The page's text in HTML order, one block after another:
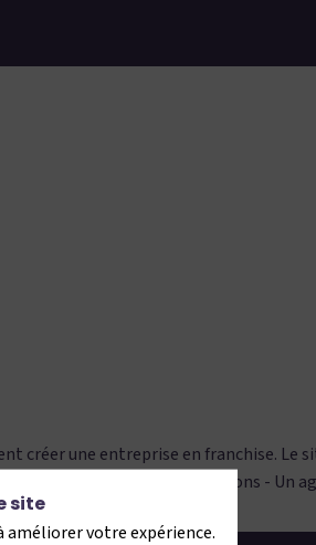
créer une entreprise en franchise. Le
pour répondre à vos questions - Un
site
améliorer votre expérience.